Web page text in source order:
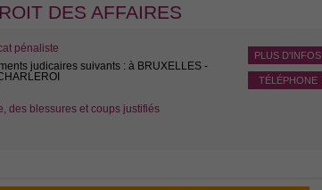
DES AFFAIRES
PLUS D'INFOS
TÉLÉPHONE
pénaliste
judicaires suivants : à BRUXELLES -
des blessures et coups justifiés